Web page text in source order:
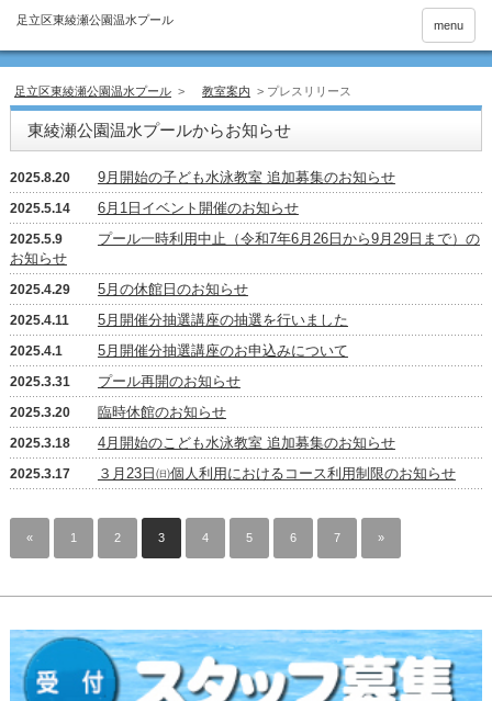
menu
足立区東綾瀬公園温水プール > 教室案内 > プレスリリース
東綾瀬公園温水プールからお知らせ
2025.8.20 9月開始の子ども水泳教室 追加募集のお知らせ
2025.5.14 6月1日イベント開催のお知らせ
2025.5.9
プール一時利用中止（令和7年6月26日から9月29日まで）の
お知らせ
2025.4.29 5月の休館日のお知らせ
2025.4.11 5月開催分抽選講座の抽選を行いました
2025.4.1 5月開催分抽選講座のお申込みについて
2025.3.31 プール再開のお知らせ
2025.3.20 臨時休館のお知らせ
2025.3.18 4月開始のこども水泳教室 追加募集のお知らせ
2025.3.17 ３月23日㈰個人利用におけるコース利用制限のお知らせ
« 1 2 3 4 5 6 7 »